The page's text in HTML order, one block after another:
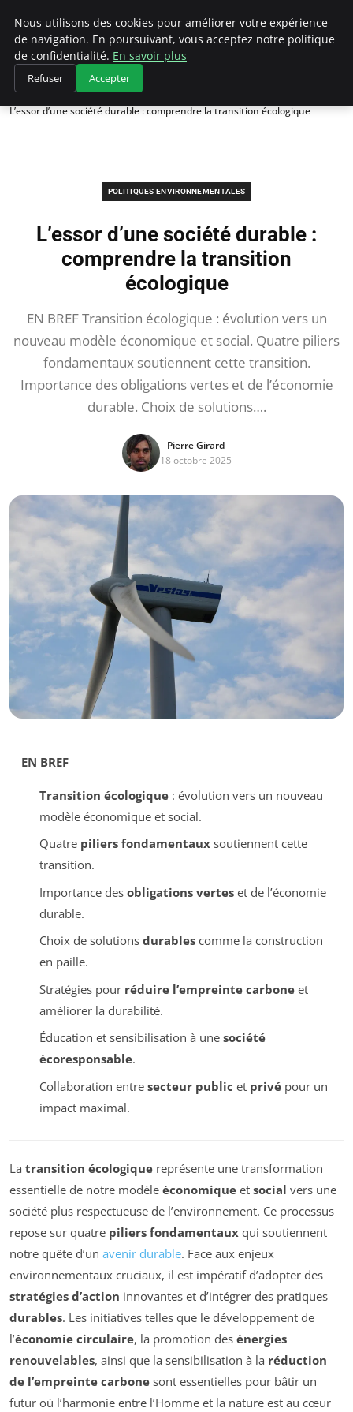
Climategatecountryclub.com
Accueil
Politiques environnementales
L’essor d’une société durable : comprendre la transition écologique
POLITIQUES ENVIRONNEMENTALES
L’essor d’une société durable :
comprendre la transition
écologique
EN BREF Transition écologique : évolution vers un
nouveau modèle économique et social. Quatre piliers
fondamentaux soutiennent cette transition.
Importance des obligations vertes et de l’économie
durable. Choix de solutions….
Pierre Girard
18 octobre 2025
EN BREF
Transition écologique: évolution vers un nouveau
modèle économique et social.
Quatre piliers fondamentauxsoutiennent cette
transition.
Importance des obligations verteset de l’économie
durable.
Choix de solutions durablescomme la construction
en paille.
Stratégies pour réduire l’empreinte carboneet
améliorer la durabilité.
Éducation et sensibilisation à une société
écoresponsable.
Collaboration entre secteur public et privépour un
impact maximal.
La transition écologique représente une transformation
essentielle de notre modèle économique et social vers une
société plus respectueuse de l’environnement. Ce processus
repose sur quatre piliers fondamentaux qui soutiennent
notre quête d’un avenir durable. Face aux enjeux
environnementaux cruciaux, il est impératif d’adopter des
stratégies d’action innovantes et d’intégrer des pratiques
durables. Les initiatives telles que le développement de
l’économie circulaire, la promotion des énergies
renouvelables, ainsi que la sensibilisation à la réduction
de l’empreinte carbone sont essentielles pour bâtir un
futur où l’harmonie entre l’Homme et la nature est au cœur
Nous utilisons des cookies pour améliorer votre expérience
de navigation. En poursuivant, vous acceptez notre politique
de confidentialité. En savoir plus
Refuser Accepter